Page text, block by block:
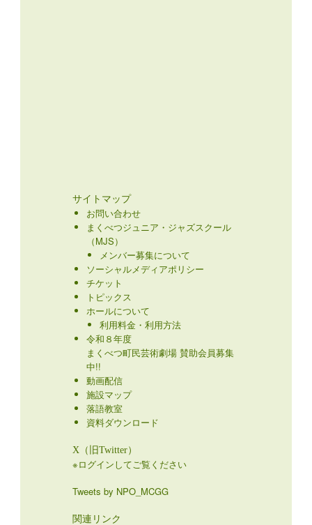
サイトマップ
お問い合わせ
まくべつジュニア・ジャズスクール
（MJS）
メンバー募集について
ソーシャルメディアポリシー
チケット
トピックス
ホールについて
利用料金・利用方法
令和８年度
まくべつ町民芸術劇場 賛助会員募集
中!!
動画配信
施設マップ
落語教室
資料ダウンロード
X（旧Twitter）
※ログインしてご覧ください
Tweets by NPO_MCGG
関連リンク